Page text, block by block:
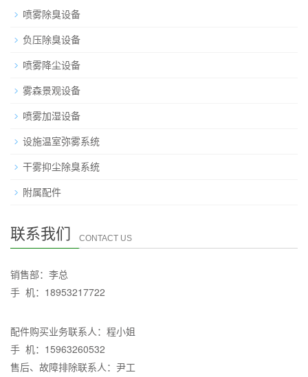
喷雾除臭设备
负压除臭设备
喷雾降尘设备
雾森景观设备
喷雾加湿设备
设施温室弥雾系统
干雾抑尘除臭系统
附属配件
联系我们 CONTACT US
销售部：李总
手 机：18953217722
配件购买业务联系人：程小姐
手 机：15963260532
售后、故障排除联系人：尹工